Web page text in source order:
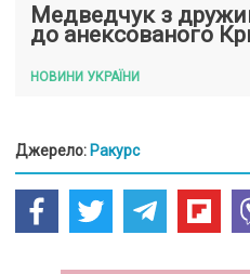
Медведчук з
до анексованого
НОВИНИ УКРАЇНИ
Джерело: Ракурс